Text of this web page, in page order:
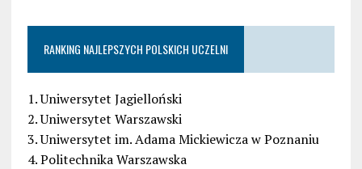
RANKING NAJLEPSZYCH POLSKICH UCZELNI
1. Uniwersytet Jagielloński
2. Uniwersytet Warszawski
3. Uniwersytet im. Adama Mickiewicza w Poznaniu
4. Politechnika Warszawska